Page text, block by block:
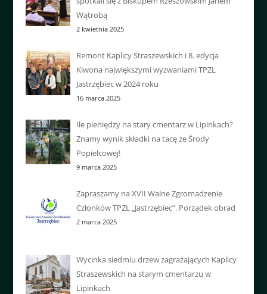
Wątrobą
2 kwietnia 2025
Remont Kaplicy Straszewskich i 8. edycja
Kiwona największymi wyzwaniami TPZL
Jastrzębiec w 2024 roku
16 marca 2025
Ile pieniędzy na stary cmentarz w Lipinkach?
Znamy wynik składki na tacę ze Środy
Popielcowej!
9 marca 2025
Zapraszamy na XVII Walne Zgromadzenie
Członków TPZL „Jastrzębiec”. Porządek obrad
2 marca 2025
Wycinka siedmiu drzew zagrażających Kaplicy
Straszewskich na starym cmentarzu w
Lipinkach